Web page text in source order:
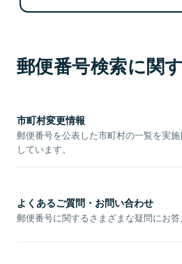
郵便番号検索に関
市町村変更情報
郵便番号を公表した市町村の一覧を実
しています。
よくあるご質問・お問い合わせ
郵便番号に関するさまざまな疑問にお答